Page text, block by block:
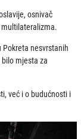
osnivač
multilateralizma.
Pokreta nesvrstanih
mjesta za
već i o budućnosti i